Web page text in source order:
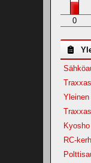
0
Traxxas
Traxxas
Kyosho
RC-